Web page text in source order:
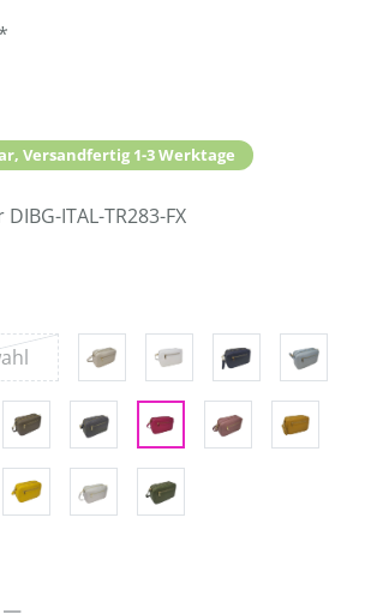
*
Versandfertig 1-3 Werktage
DIBG-ITAL-TR283-FX